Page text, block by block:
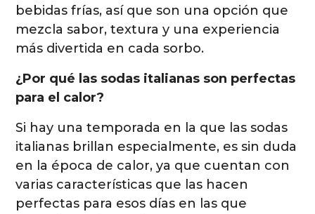
bebidas frías, así que son una opción que
mezcla sabor, textura y una experiencia
más divertida en cada sorbo.
¿Por qué las sodas italianas son perfectas
para el calor?
Si hay una temporada en la que las sodas
italianas brillan especialmente, es sin duda
en la época de calor, ya que cuentan con
varias características que las hacen
perfectas para esos días en las que